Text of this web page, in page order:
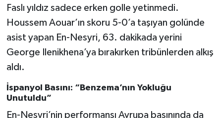
Faslı yıldız sadece erken golle yetinmedi.
Houssem Aouar’ın skoru 5-0’a taşıyan golünde
asist yapan En-Nesyri, 63. dakikada yerini
George Ilenikhena’ya bırakırken tribünlerden alkış
aldı.
İspanyol Basını: “Benzema’nın Yokluğu
Unutuldu”
En-Nesyri’nin performansı Avrupa basınında da